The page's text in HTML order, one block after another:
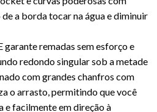
a borda tocar na água e diminuir
garante remadas sem esforço e
redondo singular sob a metade
com grandes chanfros com
o arrasto, permitindo que você
e facilmente em direção à